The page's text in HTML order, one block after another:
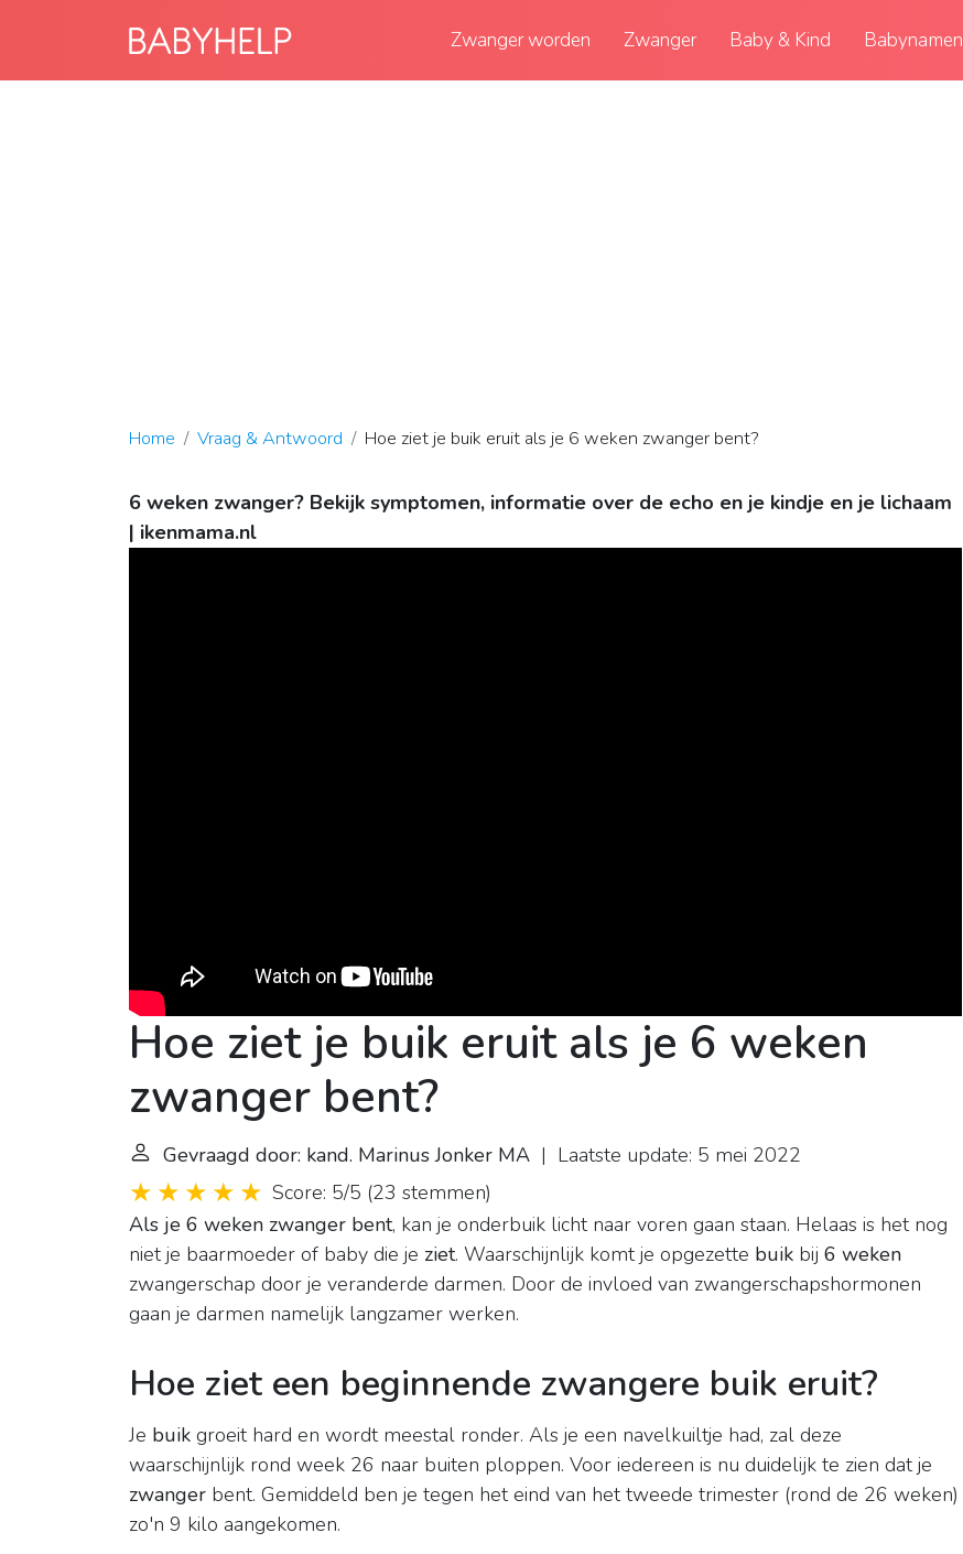
Zwanger worden Zwanger Baby & Kind Babynamen
Home Vraag & Antwoord Hoe ziet je buik eruit als je 6 weken zwanger bent?
6 weken zwanger? Bekijk symptomen, informatie over de echo en je kindje en je lichaam
| ikenmama.nl
Hoe ziet je buik eruit als je 6 weken
zwanger bent?
Gevraagd door: kand. Marinus Jonker MA | Laatste update: 5 mei 2022
Score: 5/5 (23 stemmen)
Als je 6 weken zwanger bent, kan je onderbuik licht naar voren gaan staan. Helaas is het nog
niet je baarmoeder of baby die je ziet. Waarschijnlijk komt je opgezette buik bij 6 weken
zwangerschap door je veranderde darmen. Door de invloed van zwangerschapshormonen
gaan je darmen namelijk langzamer werken.
Hoe ziet een beginnende zwangere buik eruit?
Je buik groeit hard en wordt meestal ronder. Als je een navelkuiltje had, zal deze
waarschijnlijk rond week 26 naar buiten ploppen. Voor iedereen is nu duidelijk te zien dat je
zwanger bent. Gemiddeld ben je tegen het eind van het tweede trimester (rond de 26 weken)
zo'n 9 kilo aangekomen.